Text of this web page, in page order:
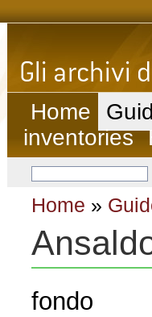
Home
inventories
Home »
fondo